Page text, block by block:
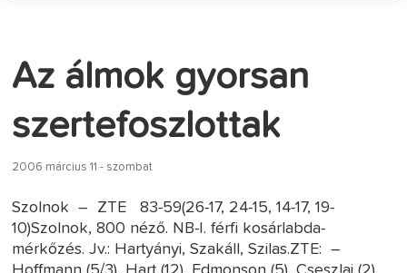
Az álmok gyorsan
szertefoszlottak
2006 március 11 - szombat
Szolnok – ZTE 83-59(26-17, 24-15, 14-17, 19-
10)Szolnok, 800 néző. NB-I. férfi kosárlabda-
mérkőzés. Jv.: Hartyányi, Szakáll, Szilas.ZTE: –